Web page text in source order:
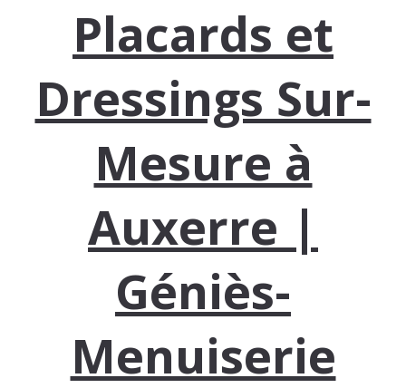
Placards et
Dressings Sur-
Mesure à
Auxerre |
Géniès-
Menuiserie